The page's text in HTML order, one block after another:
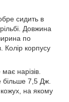
сидить в
Довжина
по
Колір корпусу
нарізів.
більше 7,5 Дж.
на якому